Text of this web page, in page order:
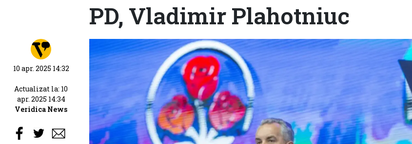
PD, Vladimir Plahotniuc
10 apr. 2025 14:32
Actualizat la: 10
apr. 2025 14:34
Veridica News